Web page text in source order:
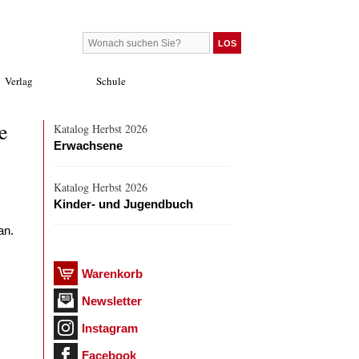
Verlag Schule
Katalog Herbst 2026
Erwachsene
Katalog Herbst 2026
Kinder- und Jugendbuch
Warenkorb
Newsletter
Instagram
Facebook